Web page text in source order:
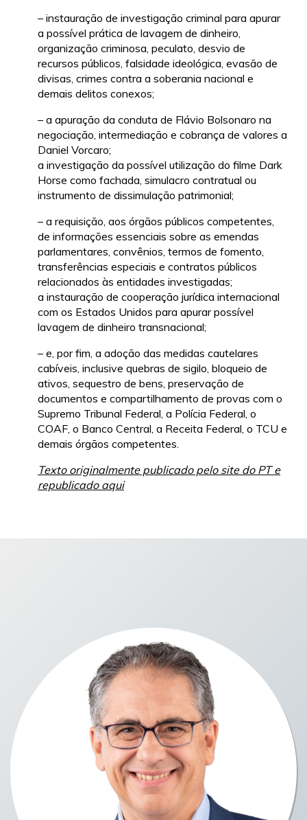
– instauração de investigação criminal para apurar
a possível prática de lavagem de dinheiro,
organização criminosa, peculato, desvio de
recursos públicos, falsidade ideológica, evasão de
divisas, crimes contra a soberania nacional e
demais delitos conexos;
– a apuração da conduta de Flávio Bolsonaro na
negociação, intermediação e cobrança de valores a
Daniel Vorcaro;
a investigação da possível utilização do filme Dark
Horse como fachada, simulacro contratual ou
instrumento de dissimulação patrimonial;
– a requisição, aos órgãos públicos competentes,
de informações essenciais sobre as emendas
parlamentares, convênios, termos de fomento,
transferências especiais e contratos públicos
relacionados às entidades investigadas;
a instauração de cooperação jurídica internacional
com os Estados Unidos para apurar possível
lavagem de dinheiro transnacional;
– e, por fim, a adoção das medidas cautelares
cabíveis, inclusive quebras de sigilo, bloqueio de
ativos, sequestro de bens, preservação de
documentos e compartilhamento de provas com o
Supremo Tribunal Federal, a Polícia Federal, o
COAF, o Banco Central, a Receita Federal, o TCU e
demais órgãos competentes.
Texto originalmente publicado pelo site do PT e
republicado aqui